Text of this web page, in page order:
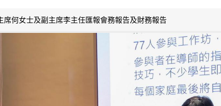
席何女士及副主席李主任匯報會務報告及財務報告